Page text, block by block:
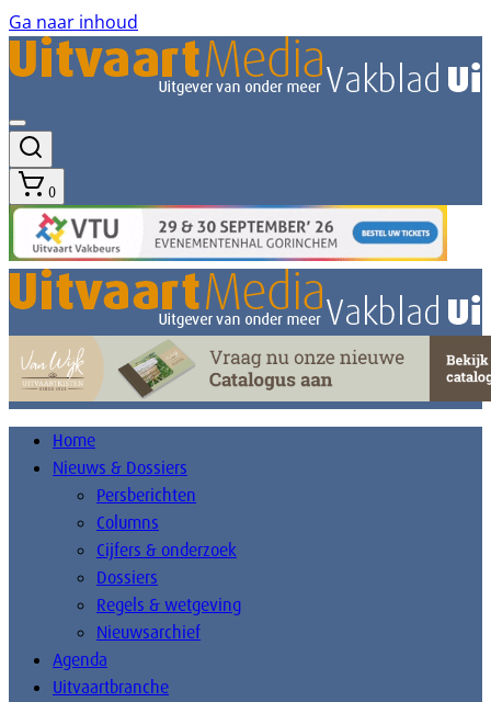
Ga naar inhoud
0
Home
Nieuws & Dossiers
Persberichten
Columns
Cijfers & onderzoek
Dossiers
Regels & wetgeving
Nieuwsarchief
Agenda
Uitvaartbranche